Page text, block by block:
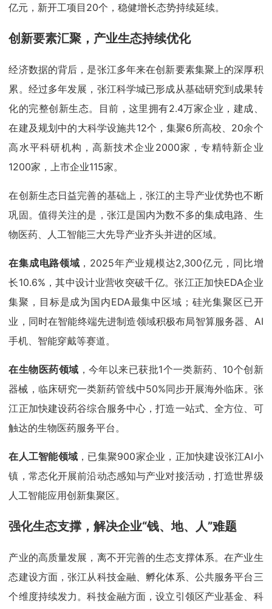
亿元，新开工项目20个，稳健增长态势持续延续。
创新要素汇聚，产业生态持续优化
经济数据的背后，是张江多年来在创新要素集聚上的深厚积
累。经过多年发展，张江科学城已形成从基础研究到成果转
化的完整创新生态。目前，这里拥有2.4万家企业，建成、
在建及规划中的大科学设施共12个，集聚6所高校、20余个
高水平科研机构，高新技术企业2000家，专精特新企业
1200家，上市企业115家。
在创新生态日益完善的基础上，张江的主导产业优势也不断
巩固。值得关注的是，张江是国内为数不多的集成电路、生
物医药、人工智能三大先导产业齐头并进的区域。
在集成电路领域 ，2025年产业规模达2,300亿元，同比增
长10.6%，其中设计业营收突破千亿。张江正加快EDA企业
集聚，目标是成为国内EDA最集中区域；硅光集聚区已开
业，同时在智能终端先进制造领域积极布局智算服务器、AI
手机、智能穿戴等赛道。
在生物医药领域 ，今年以来已获批1个一类新药、10个创新
器械，临床研究一类新药管线中50%同步开展海外临床。张
江正加快建设药谷综合服务中心，打造一站式、全方位、可
触达的生物医药服务平台。
在人工智能领域 ，已集聚900家企业，正加快建设张江AI小
镇，常态化开展前沿动态感知与产业对接活动，打造世界级
人工智能应用创新集聚区。
强化生态支撑，解决企业“钱、地、人”难题
产业的高质量发展，离不开完善的生态支撑体系。在产业生
态建设方面，张江从科技金融、孵化体系、公共服务平台三
个维度持续发力。科技金融方面，设立引领区产业基金、科